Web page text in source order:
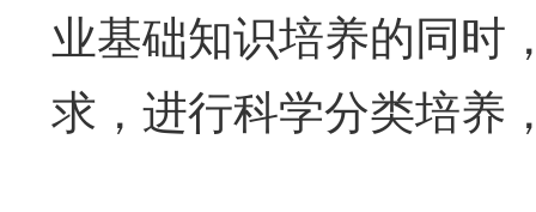
业基础知识培养的同时
求，进行科学分类培养